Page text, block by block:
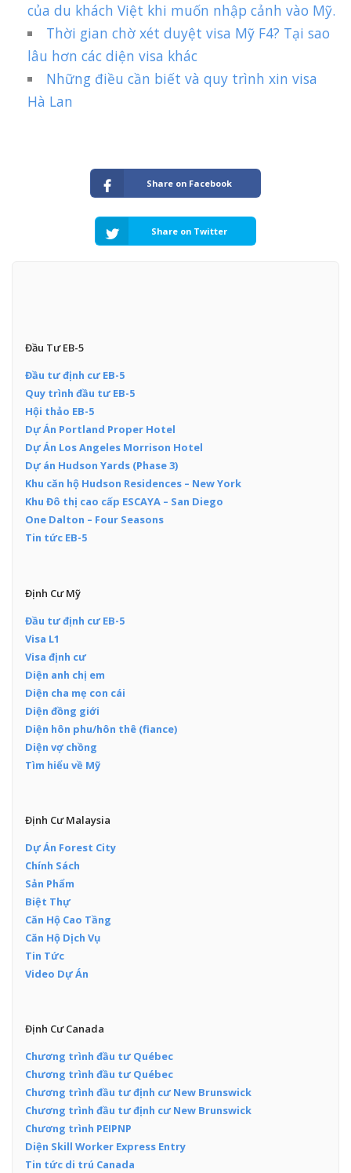
của du khách Việt khi muốn nhập cảnh vào Mỹ.
Thời gian chờ xét duyệt visa Mỹ F4? Tại sao
lâu hơn các diện visa khác
Những điều cần biết và quy trình xin visa
Hà Lan
Share on Facebook
Share on Twitter
Đầu Tư EB-5
Đầu tư định cư EB-5
Quy trình đầu tư EB-5
Hội thảo EB-5
Dự Án Portland Proper Hotel
Dự Án Los Angeles Morrison Hotel
Dự án Hudson Yards (Phase 3)
Khu căn hộ Hudson Residences – New York
Khu Đô thị cao cấp ESCAYA – San Diego
One Dalton – Four Seasons
Tin tức EB-5
Định Cư Mỹ
Đầu tư định cư EB-5
Visa L1
Visa định cư
Diện anh chị em
Diện cha mẹ con cái
Diện đồng giới
Diện hôn phu/hôn thê (fiance)
Diện vợ chồng
Tìm hiểu về Mỹ
Định Cư Malaysia
Dự Án Forest City
Chính Sách
Sản Phẩm
Biệt Thự
Căn Hộ Cao Tầng
Căn Hộ Dịch Vụ
Tin Tức
Video Dự Án
Định Cư Canada
Chương trình đầu tư Québec
Chương trình đầu tư Québec
Chương trình đầu tư định cư New Brunswick
Chương trình đầu tư định cư New Brunswick
Chương trình PEIPNP
Diện Skill Worker Express Entry
Tin tức di trú Canada